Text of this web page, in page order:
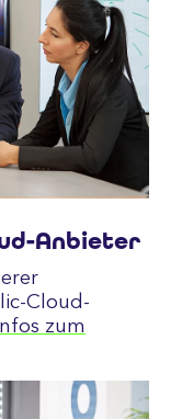
Anbieter
Cloud-
zum